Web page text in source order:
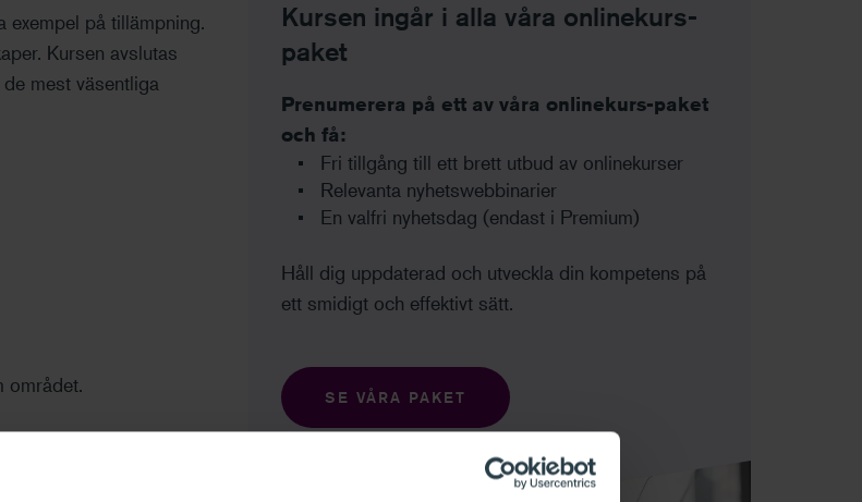
exempel på tillämpning.
Kursen avslutas
mest väsentliga
området.
Kursen ingår i alla våra onlinekurs-
paket
Prenumerera på ett av våra onlinekurs-paket
och få:
Fri tillgång till ett brett utbud av onlinekurser
Relevanta nyhetswebbinarier
En valfri nyhetsdag (endast i Premium)
Håll dig uppdaterad och utveckla din kompetens på
ett smidigt och effektivt sätt.
SE VÅRA PAKET